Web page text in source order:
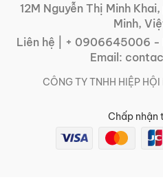
12M Nguyễn Thị Minh
Minh,
Liên hệ |
+ 0906645006 -
Email:
CÔNG TY TNHH HIỆP HỘI
Chấp nhận